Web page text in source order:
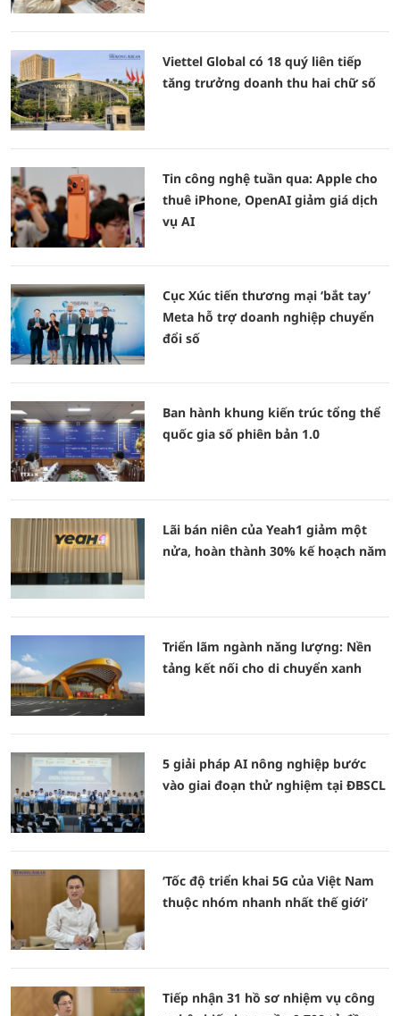
Viettel Global có 18 quý liên tiếp
tăng trưởng doanh thu hai chữ số
Tin công nghệ tuần qua: Apple cho
thuê iPhone, OpenAI giảm giá dịch
vụ AI
Cục Xúc tiến thương mại ‘bắt tay’
Meta hỗ trợ doanh nghiệp chuyển
đổi số
Ban hành khung kiến trúc tổng thể
quốc gia số phiên bản 1.0
Lãi bán niên của Yeah1 giảm một
nửa, hoàn thành 30% kế hoạch năm
Triển lãm ngành năng lượng: Nền
tảng kết nối cho di chuyển xanh
5 giải pháp AI nông nghiệp bước
vào giai đoạn thử nghiệm tại ĐBSCL
‘Tốc độ triển khai 5G của Việt Nam
thuộc nhóm nhanh nhất thế giới’
Tiếp nhận 31 hồ sơ nhiệm vụ công